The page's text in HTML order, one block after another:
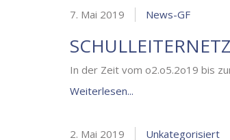
7. Mai 2019 News-GF
In der Zeit vom o2.o5.2o19 bis
Weiterlesen...
2. Mai 2019 Unkategorisiert